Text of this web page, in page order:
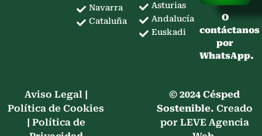
Navarra
Cataluña
Asturias
Andalucía
Euskadi
O
contáctanos
por
WhatsApp.
Aviso Legal |
Política de Cookies
| Política de
© 2024 Césped
Sostenible. Creado
por LEVE Agencia